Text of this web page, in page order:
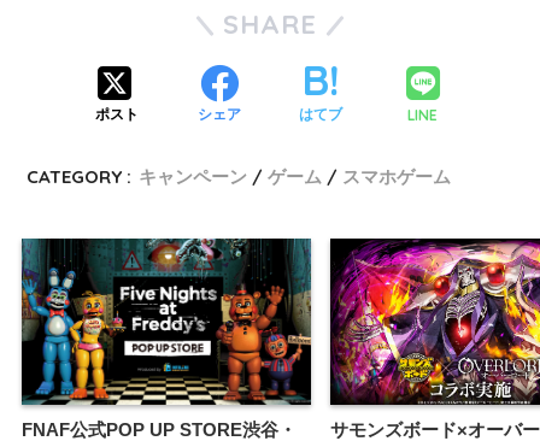
SHARE
ポスト シェア はてブ LINE
CATEGORY : キャンペーン ゲーム スマホゲーム
FNAF公式POP UP STORE渋谷・ サモンズボード×オーバ